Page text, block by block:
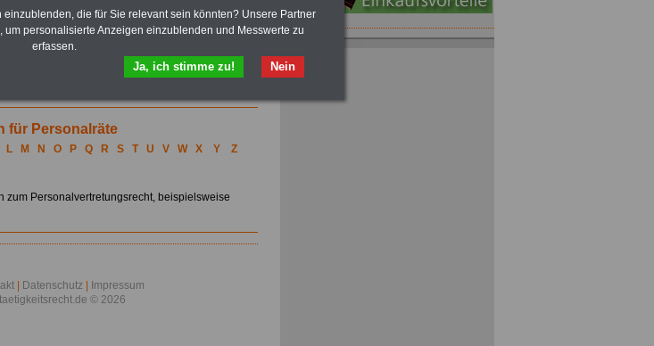
Publikationen des Bund-Verlages,
>>>weiter
>>>weiter
für Personalräte
L M N O P Q R S T U V W X Y Z
zum Personalvertretungsrecht, beispielsweise
Datenschutz
Impressum
© 2026
die für Sie relevant sein könnten? Unsere Partner
personalisierte Anzeigen einzublenden und Messwerte zu
erfassen.
Nein
Ja, ich stimme zu!